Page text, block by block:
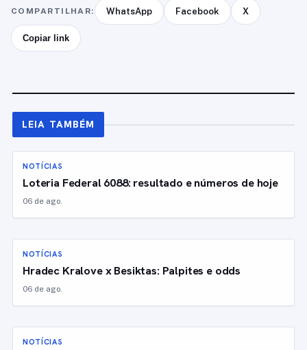
COMPARTILHAR: WhatsApp Facebook X
Copiar link
LEIA TAMBÉM
NOTÍCIAS
Loteria Federal 6088: resultado e números de hoje
06 de ago.
NOTÍCIAS
Hradec Kralove x Besiktas: Palpites e odds
06 de ago.
NOTÍCIAS